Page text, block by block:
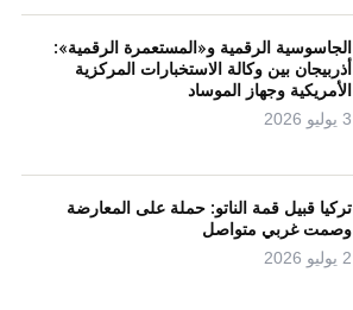
الجاسوسية الرقمية و«المستعمرة الرقمية»:
أذربيجان بين وكالة الاستخبارات المركزية
الأمريكية وجهاز الموساد
3 يوليو 2026
تركيا قبيل قمة الناتو: حملة على المعارضة
وصمت غربي متواصل
2 يوليو 2026